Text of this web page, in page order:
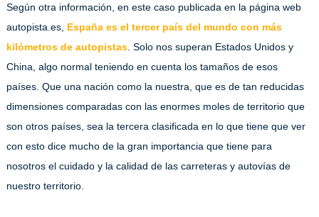
Según otra información, en este caso publicada en la página web
autopista.es, España es el tercer país del mundo con más
kilómetros de autopistas. Solo nos superan Estados Unidos y
China, algo normal teniendo en cuenta los tamaños de esos
países. Que una nación como la nuestra, que es de tan reducidas
dimensiones comparadas con las enormes moles de territorio que
son otros países, sea la tercera clasificada en lo que tiene que ver
con esto dice mucho de la gran importancia que tiene para
nosotros el cuidado y la calidad de las carreteras y autovías de
nuestro territorio.